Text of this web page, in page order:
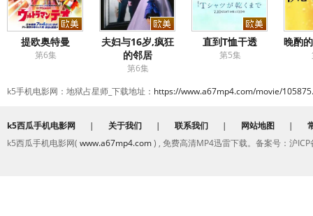
提欧奥特曼
第6集
夫妇与16岁,疯狂
的邻居
第6集
直到T恤干透
第5集
晚酌
k5手机电影网：地狱占星师_下载地址： https://www.a67mp4.com/movie/
k5西瓜手机电影网 | 关于我们 | 联系我们 | 网站地图 |
k5西瓜手机电影网( www.a67mp4.com) , 免费高清MP4迅雷下载。备案号：沪